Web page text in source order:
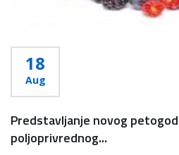
18
Aug
Predstavljanje novog
poljoprivrednog...